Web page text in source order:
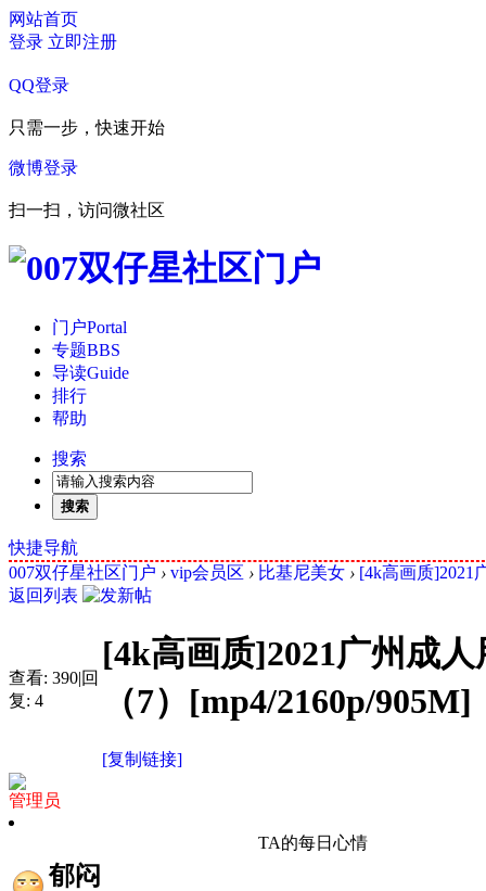
网站首页
登录 立即注册
QQ登录
只需一步，快速开始
微博登录
扫一扫，访问微社区
门户Portal
专题BBS
导读Guide
排行
帮助
搜索
搜索
快捷导航
007双仔星社区门户 › vip会员区 › 比基尼美女 › [4k高画质]2021
返回列表
查看: 390|回
复: 4
[4k高画质]2021广州成
（7）[mp4/2160p/905M]
[复制链接]
管理员
TA的每日心情
郁闷